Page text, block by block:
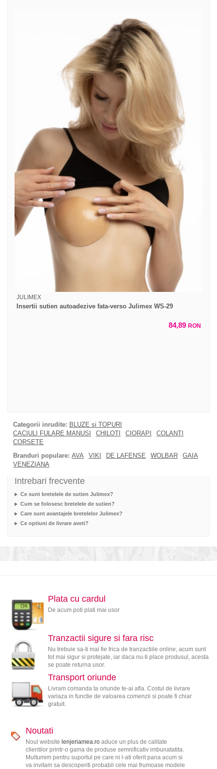
JULIMEX
Insertii sutien autoadezive fata-verso Julimex WS-29
84,89 RON
Categorii inrudite: BLUZE si TOPURI
CACIULI FULARE MANUSI
CHILOTI CIORAPI
COLANTI
CORSETE
Branduri populare: AVA VIKI DE LAFENSE WOLBAR
GAIA
VENEZIANA
Intrebari frecvente
Ce sunt bretelele de sutien Julimex?
Cum se folosesc bretelele de sutien?
Care sunt avantajele bretelelor Julimex?
Ce optiuni de livrare aveti?
Plata cu cardul
De acum poti plati mai usor
Tranzactii sigure si fara risc
Nu trebuie sa-ti mai fie frica de tranzactiile online, acum sunt
tot mai sigur si protejate, iar daca nu-ti place produsul, acesta
se poate returna usor.
Transport oriunde
Livram comanda ta oriunde te-ai afla. Costul de livrare
variaza in functie de valoarea comenzii si poate fi chiar
gratuit.
Noutati
Noul website lenjeriamea.roaduce un plus de calitate
clientilor printr-o gama de produse semnificativ imbunatatita.
Multumim pentru suportul pe care ni l-ati oferit pana acum si
va invitam sa descoperiti probabil cele mai frumoase modele